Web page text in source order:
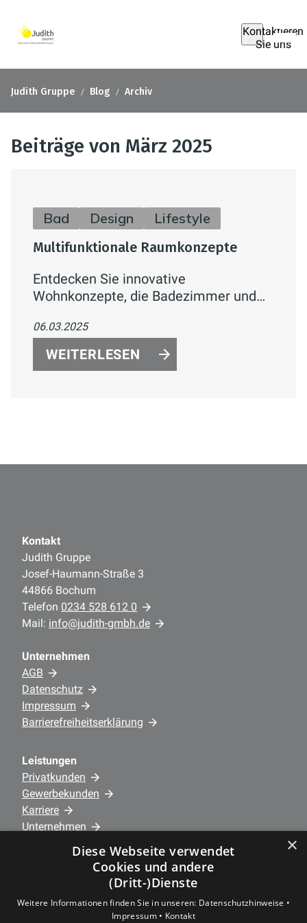
Kontaktieren
Sie uns
Judith Gruppe Blog Archiv
Beiträge von März 2025
Bad Design Lifestyle
Multifunktionale Raumkonzepte
Entdecken Sie innovative
Wohnkonzepte, die Badezimmer und
Erfahren Sie mehr über die Vorteile
offener Raumgestaltung und wie Sie Ihr
Zuhause in eine luxuriöse
06.03.2025
WEITERLESEN
Kontakt
Judith Gruppe
Josef-Haumann-Straße 3
44866 Bochum
Telefon 0234 528 612 0
Mail: info@judith-gmbh.de
Unternehmen
AGB
Datenschutz
Impressum
Barrierefreiheitserklärung
Leistungen
Privatkunden
Gewerbekunden
Karriere
Unternehmen
44866 Bochum Wattenscheid • Josef-Haumann-Str. 3
44879 Bochum • Nöckerstr. 39 - 41 – Büro/Verwaltung
×
Diese Webseite verwendet
Cookies und andere
(Dritt-)Dienste
Weitere Informationen finden Sie in unseren: Datenschutzhinweise •
Impressum • Kontakt